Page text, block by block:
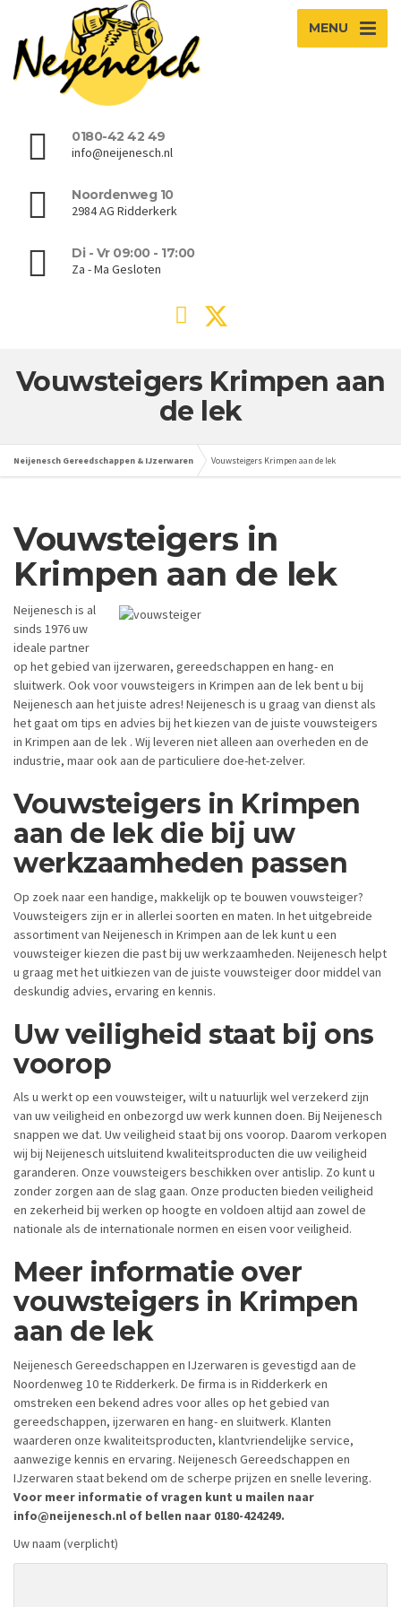
MENU
0180-42 42 49
info@neijenesch.nl
Noordenweg 10
2984 AG Ridderkerk
Di - Vr 09:00 - 17:00
Za - Ma Gesloten
Vouwsteigers Krimpen aan
de lek
Neijenesch Gereedschappen & IJzerwaren Vouwsteigers Krimpen aan de lek
Vouwsteigers in
Krimpen aan de lek
Neijenesch is al
sinds 1976 uw
ideale partner
op het gebied van ijzerwaren, gereedschappen en hang- en
sluitwerk. Ook voor vouwsteigers in Krimpen aan de lek bent u bij
Neijenesch aan het juiste adres! Neijenesch is u graag van dienst als
het gaat om tips en advies bij het kiezen van de juiste vouwsteigers
in Krimpen aan de lek . Wij leveren niet alleen aan overheden en de
industrie, maar ook aan de particuliere doe-het-zelver.
Vouwsteigers in Krimpen
aan de lek die bij uw
werkzaamheden passen
Op zoek naar een handige, makkelijk op te bouwen vouwsteiger?
Vouwsteigers zijn er in allerlei soorten en maten. In het uitgebreide
assortiment van Neijenesch in Krimpen aan de lek kunt u een
vouwsteiger kiezen die past bij uw werkzaamheden. Neijenesch helpt
u graag met het uitkiezen van de juiste vouwsteiger door middel van
deskundig advies, ervaring en kennis.
Uw veiligheid staat bij ons
voorop
Als u werkt op een vouwsteiger, wilt u natuurlijk wel verzekerd zijn
van uw veiligheid en onbezorgd uw werk kunnen doen. Bij Neijenesch
snappen we dat. Uw veiligheid staat bij ons voorop. Daarom verkopen
wij bij Neijenesch uitsluitend kwaliteitsproducten die uw veiligheid
garanderen. Onze vouwsteigers beschikken over antislip. Zo kunt u
zonder zorgen aan de slag gaan. Onze producten bieden veiligheid
en zekerheid bij werken op hoogte en voldoen altijd aan zowel de
nationale als de internationale normen en eisen voor veiligheid.
Meer informatie over
vouwsteigers in Krimpen
aan de lek
Neijenesch Gereedschappen en IJzerwaren is gevestigd aan de
Noordenweg 10 te Ridderkerk. De firma is in Ridderkerk en
omstreken een bekend adres voor alles op het gebied van
gereedschappen, ijzerwaren en hang- en sluitwerk. Klanten
waarderen onze kwaliteitsproducten, klantvriendelijke service,
aanwezige kennis en ervaring. Neijenesch Gereedschappen en
IJzerwaren staat bekend om de scherpe prijzen en snelle levering.
Voor meer informatie of vragen kunt u mailen naar
info@neijenesch.nl of bellen naar 0180-424249.
Uw naam (verplicht)